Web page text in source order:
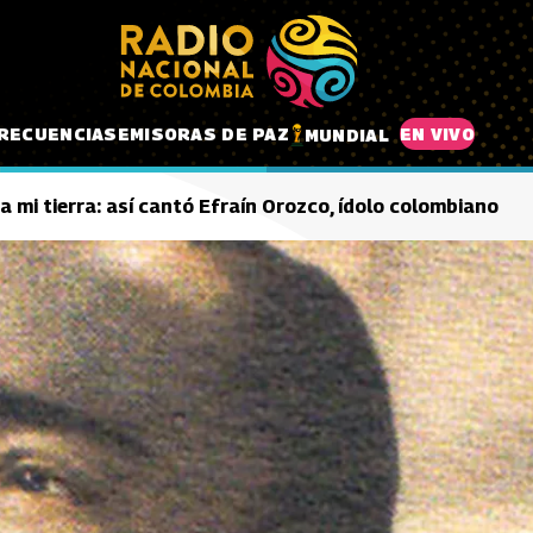
EMISORAS DE PAZ MUNDIAL EN VIVO
mi tierra: así cantó Efraín Orozco, ídolo colombiano